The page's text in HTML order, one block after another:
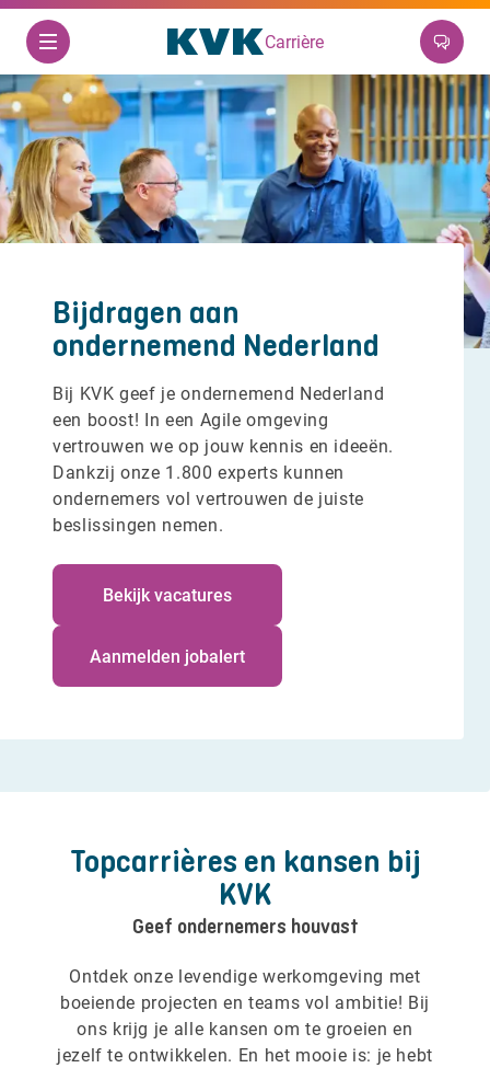
Carrière
Bijdragen aan
ondernemend Nederland
Bij KVK geef je ondernemend Nederland
een boost! In een Agile omgeving
vertrouwen we op jouw kennis en ideeën.
Dankzij onze 1.800 experts kunnen
ondernemers vol vertrouwen de juiste
beslissingen nemen.
Bekijk vacatures
Aanmelden jobalert
Topcarrières en kansen bij
KVK
Geef ondernemers houvast
Ontdek onze levendige werkomgeving met
boeiende projecten en teams vol ambitie! Bij
ons krijg je alle kansen om te groeien en
jezelf te ontwikkelen. En het mooie is: je hebt